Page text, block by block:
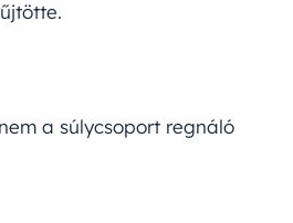
a súlycsoport regnáló